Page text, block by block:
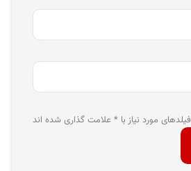
فیلدهای مورد نیاز با * علامت گذاری شده اند